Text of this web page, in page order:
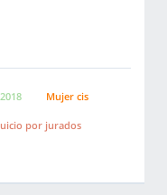
2018 Mujer cis
por jurados